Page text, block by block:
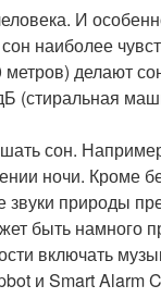
И
наиболее
делают
(стиральная
сон.
ночи.
звуки природы
быть намного
включать
и Smart Alarm